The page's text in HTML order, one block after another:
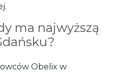
ma najwyższą
Obelix w